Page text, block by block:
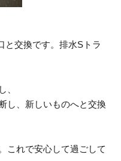
と交換です。排水Sトラ
、
し、新しいものへと交換
これで安心して過ごして